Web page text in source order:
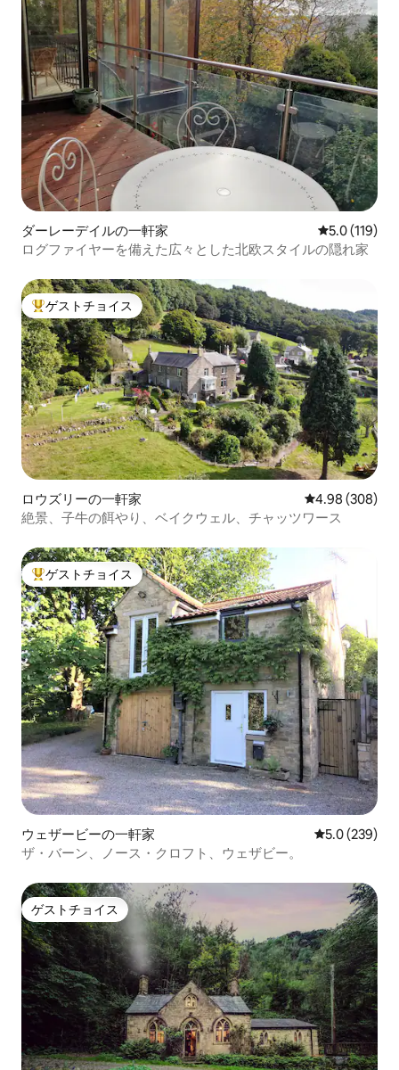
ダーレーデイルの一軒家 レビュー119
5.0 (119)
ログファイヤーを備えた広々とした北欧スタイルの隠れ家
大好評のゲストチョイスです。
ゲストチョイス
ロウズリーの一軒家 レビュー308
4.98 (308)
絶景、子牛の餌やり、ベイクウェル、チャッツワース
大好評のゲストチョイスです。
ゲストチョイス
ウェザービーの一軒家 レビュー239
5.0 (239)
ザ・バーン、ノース・クロフト、ウェザビー。
ゲストチョイス
ゲストチョイス